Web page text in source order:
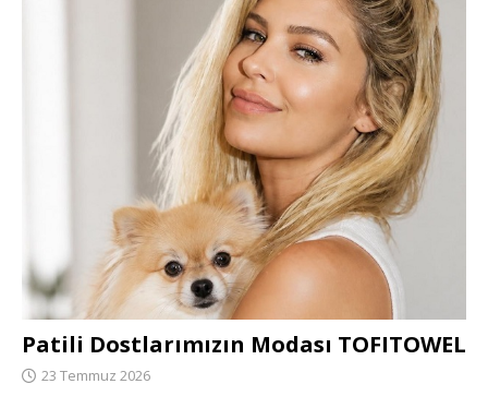
Patili Dostlarımızın Modası TOFITOWEL
23 Temmuz 2026